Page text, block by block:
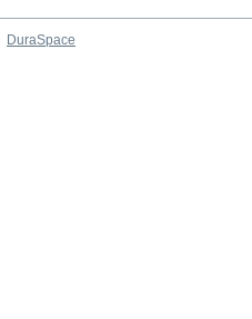
DuraSpace